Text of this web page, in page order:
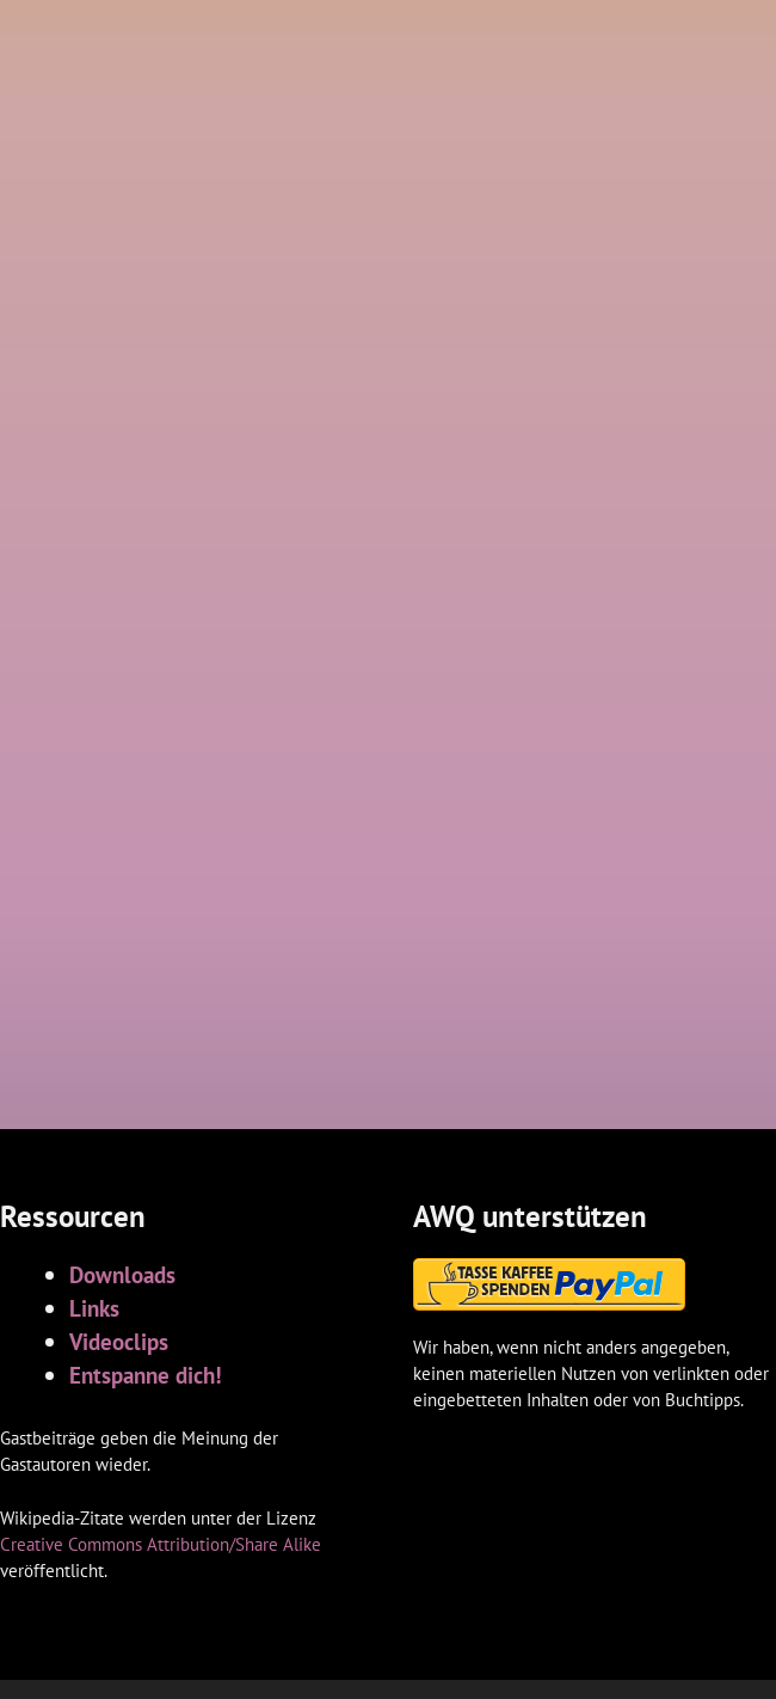
Ressourcen
Downloads
Links
Videoclips
Entspanne dich!
Gastbeiträge geben die Meinung der
Gastautoren wieder.
Wikipedia-Zitate werden unter der Lizenz
Creative Commons Attribution/Share Alike
veröffentlicht.
AWQ unterstützen
Wir haben, wenn nicht anders angegeben,
keinen materiellen Nutzen von verlinkten oder
eingebetteten Inhalten oder von Buchtipps.